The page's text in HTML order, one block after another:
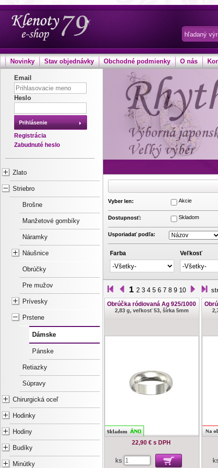
Novinky Stav objednávky Obchodné podmienky O nás
Email
Heslo
Prihlásenie
Registrácia
Zabudnuté heslo
Zlato
Striebro
Brošne
Manžetové gombíky
Náramky
Náušnice
Obrúčky
Pre mužov
Prívesky
Prstene
Dámske
Pánske
Retiazky
Súpravy
Chirurgická oceľ
Hodinky
Hodiny
Budíky
Minútky
Vyber len: Akcie
Dostupnosť: Skladom
Usporiadať podľa:
Farba Veľkosť
1 2 3 4 5 6 7 8 9 10
Obrúčka ródiovaná Ag 925/1000
2,83 g, veľkosť 53, šírka 5mm
22,90 € s DPH
ks